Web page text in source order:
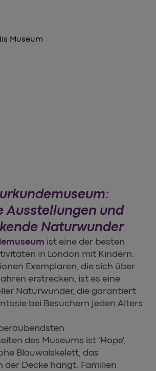
Ausstellungen und
Naturwunder
ist eine der besten
in London mit Kindern.
Exemplaren, die sich über
erstrecken, ist es eine
Naturwunder, die garantiert
bei Besuchern jeden Alters
des Museums ist 'Hope',
Blauwalskelett, das
der Decke hängt. Familien